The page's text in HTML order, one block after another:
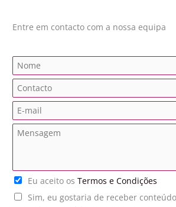
Entre em contacto com a nossa equipa
N
a
m
e
o
t
o
m
*
M
s
a
g
T
e
Eu aceito osTermos e Condições
P
Sim, eu gostaria de receber